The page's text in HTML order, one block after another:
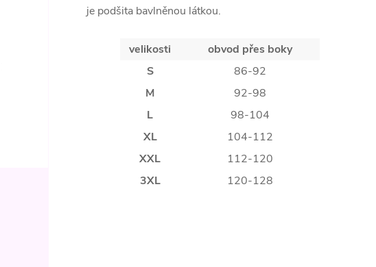
je podšita bavlněnou látkou.
velikosti
obvod přes boky
S
86-92
M
92-98
L
98-104
XL
104-112
XXL
112-120
3XL
120-128